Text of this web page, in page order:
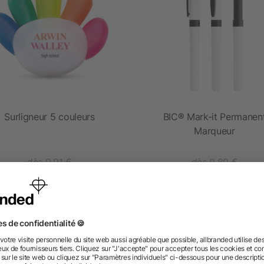
Surligneur 5 couleurs
dès 0,91 €
BIC® Mark-it
Marqueur
dès 0,80 €
des questions ? Nous avons les